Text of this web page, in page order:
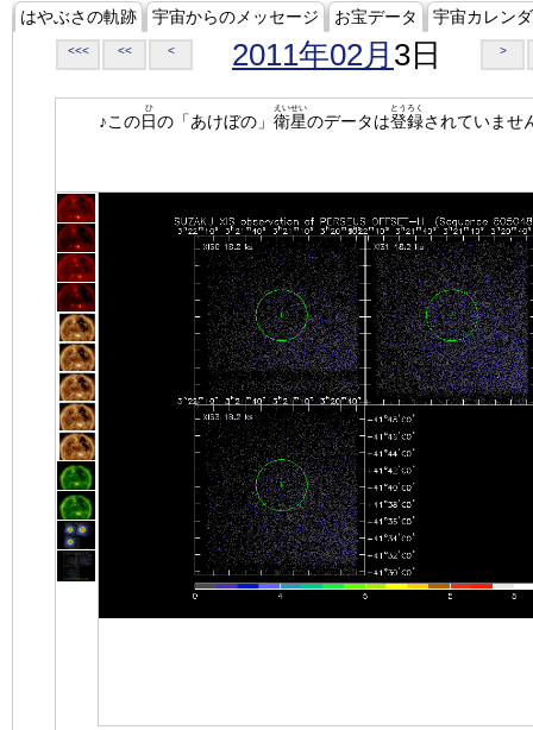
はやぶさの軌跡 宇宙からのメッセージ お宝データ 宇宙カレン
<<< << < 2011年02月 3日 >
♪この日
ひ
の「あけぼの」 衛星
えいせい
のデータは登録
とうろく
されていませ